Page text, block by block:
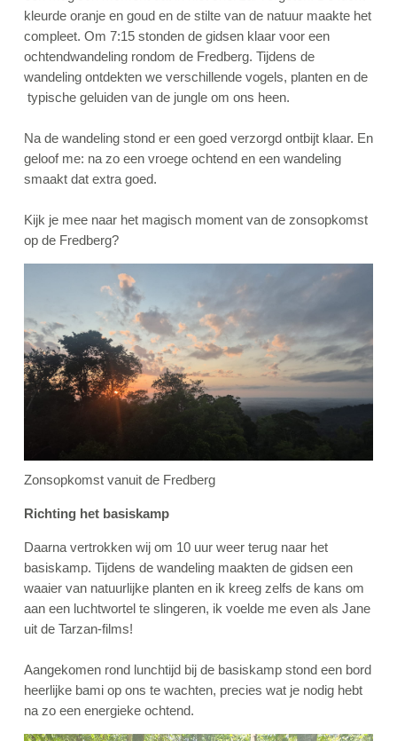
kleurde oranje en goud en de stilte van de natuur maakte het
compleet. Om 7:15 stonden de gidsen klaar voor een
ochtendwandeling rondom de Fredberg. Tijdens de
wandeling ontdekten we verschillende vogels, planten en de
typische geluiden van de jungle om ons heen.
Na de wandeling stond er een goed verzorgd ontbijt klaar. En
geloof me: na zo een vroege ochtend en een wandeling
smaakt dat extra goed.
Kijk je mee naar het magisch moment van de zonsopkomst
op de Fredberg?
Zonsopkomst vanuit de Fredberg
Richting het basiskamp
Daarna vertrokken wij om 10 uur weer terug naar het
basiskamp. Tijdens de wandeling maakten de gidsen een
waaier van natuurlijke planten en ik kreeg zelfs de kans om
aan een luchtwortel te slingeren, ik voelde me even als Jane
uit de Tarzan-films!
Aangekomen rond lunchtijd bij de basiskamp stond een bord
heerlijke bami op ons te wachten, precies wat je nodig hebt
na zo een energieke ochtend.